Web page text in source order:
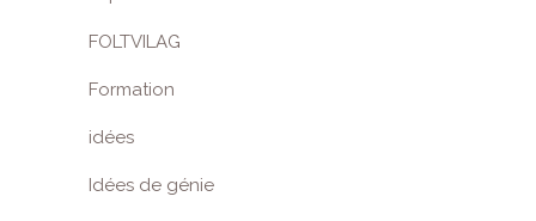
FOLTVILAG
Formation
idées
Idées de génie